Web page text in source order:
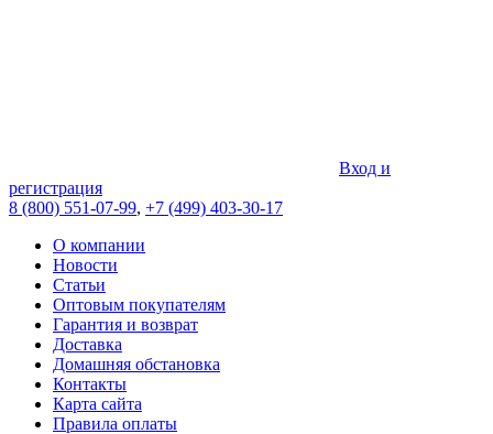
Вход и
регистрация
8 (800) 551-07-99, +7 (499) 403-30-17
О компании
Новости
Статьи
Оптовым покупателям
Гарантия и возврат
Доставка
Домашняя обстановка
Контакты
Карта сайта
Правила оплаты